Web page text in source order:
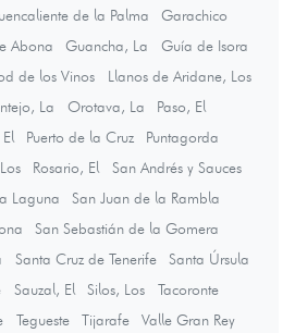
de la Palma
Garachico
Abona Guancha, La
Guía de Isora
de los Vinos
Llanos de Aridane, Los
La
Orotava, La
Paso, El
Puerto de la Cruz
Puntagorda
Rosario, El
San Andrés y Sauces
Laguna
San Juan de la Rambla
San Sebastián de la Gomera
Santa Cruz de Tenerife
Santa Úrsula
Sauzal, El Silos, Los
Tacoronte
Tegueste Tijarafe
Valle Gran Rey